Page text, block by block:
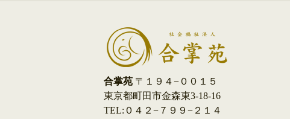
合掌苑 〒１９４−００１５
東京都町田市金森東3-18-16
TEL:０４２−７９９−２１４